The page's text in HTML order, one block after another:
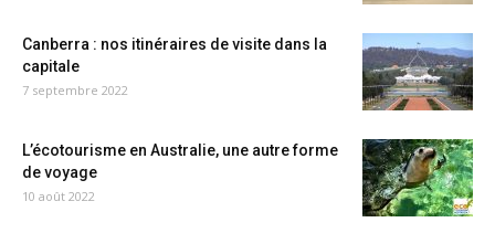
Canberra : nos itinéraires de visite dans la
capitale
7 septembre 2022
L’écotourisme en Australie, une autre forme
de voyage
10 août 2022